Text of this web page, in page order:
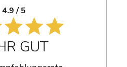
4.9 / 5
GUT